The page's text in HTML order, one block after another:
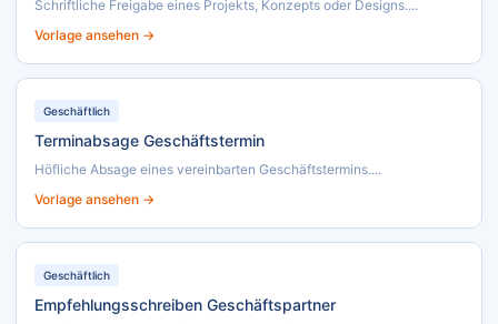
Schriftliche Freigabe eines Projekts, Konzepts oder Designs....
Vorlage ansehen →
Geschäftlich
Terminabsage Geschäftstermin
Höfliche Absage eines vereinbarten Geschäftstermins....
Vorlage ansehen →
Geschäftlich
Empfehlungsschreiben Geschäftspartner